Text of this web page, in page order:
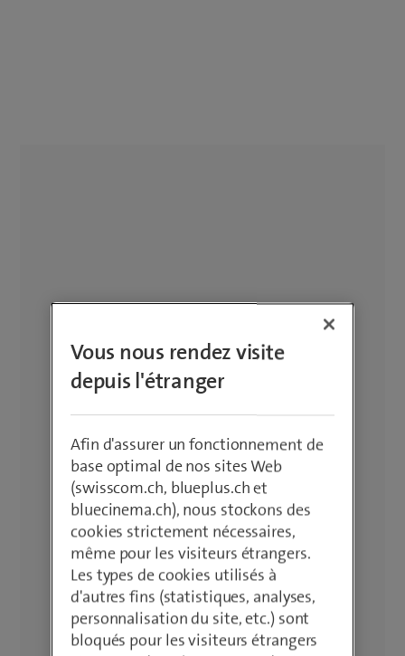
Vous nous rendez visite
depuis l'étranger
Afin d'assurer un fonctionnement de
base optimal de nos sites Web
(swisscom.ch, blueplus.ch et
bluecinema.ch), nous stockons des
cookies strictement nécessaires,
même pour les visiteurs étrangers.
Les types de cookies utilisés à
d'autres fins (statistiques, analyses,
personnalisation du site, etc.) sont
bloqués pour les visiteurs étrangers